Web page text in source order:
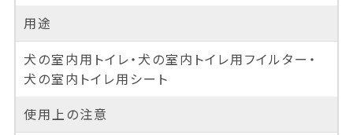
用途
犬の室内用トイレ・犬の室内トイレ用フイルター・
犬の室内トイレ用シート
使用上の注意